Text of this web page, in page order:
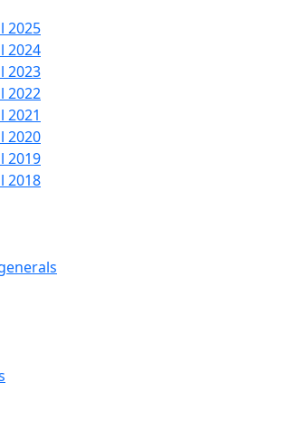
2025
2024
2023
2022
2021
2020
2019
2018